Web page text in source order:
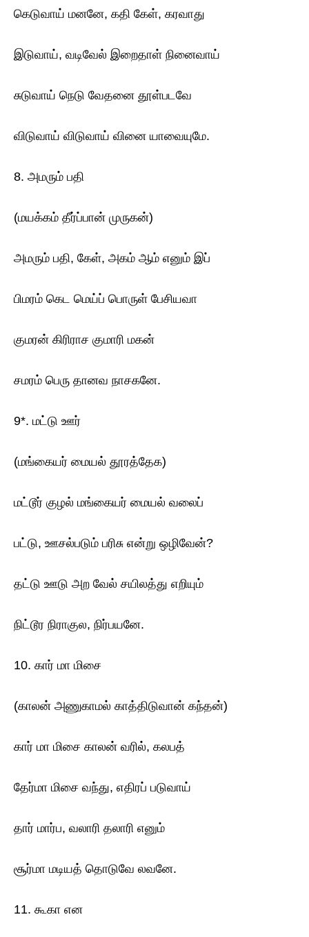
கெடுவாய் மனனே, கதி கேள், கரவாது
இடுவாய், வடிவேல் இறைதாள் நினைவாய்
சுடுவாய் நெடு வேதனை தூள்படவே
விடுவாய் விடுவாய் வினை யாவையுமே.
8. அமரும் பதி
(மயக்கம் தீர்ப்பான் முருகன்)
அமரும் பதி, கேள், அகம் ஆம் எனும் இப்
பிமரம் கெட மெய்ப் பொருள் பேசியவா
குமரன் கிரிராச குமாரி மகன்
சமரம் பெரு தானவ நாசகனே.
9*. மட்டு ஊர்
(மங்கையர் மையல் தூரத்தேக)
மட்டூர் குழல் மங்கையர் மையல் வலைப்
பட்டு, ஊசல்படும் பரிசு என்று ஒழிவேன்?
தட்டு ஊடு அற வேல் சயிலத்து எறியும்
நிட்டூர நிராகுல, நிர்பயனே.
10. கார் மா மிசை
(காலன் அணுகாமல் காத்திடுவான் கந்தன்)
கார் மா மிசை காலன் வரில், கலபத்
தேர்மா மிசை வந்து, எதிரப் படுவாய்
தார் மார்ப, வலாரி தலாரி எனும்
சூர்மா மடியத் தொடுவே லவனே.
11. கூகா என